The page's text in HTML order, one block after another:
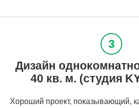
Дизайн
40 кв. м. (студия
Хороший проект, показывающий,